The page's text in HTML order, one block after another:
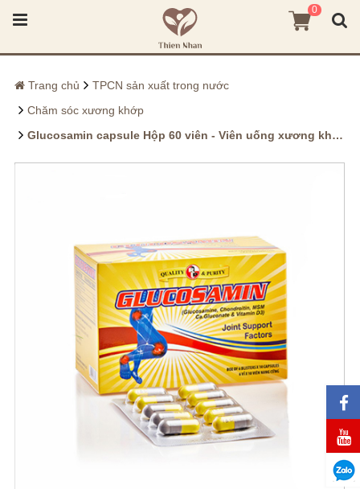
0
Trang chủ
TPCN sản xuất trong nước
Chăm sóc xương khớp
Glucosamin capsule Hộp 60 viên - Viên uống xương khớp